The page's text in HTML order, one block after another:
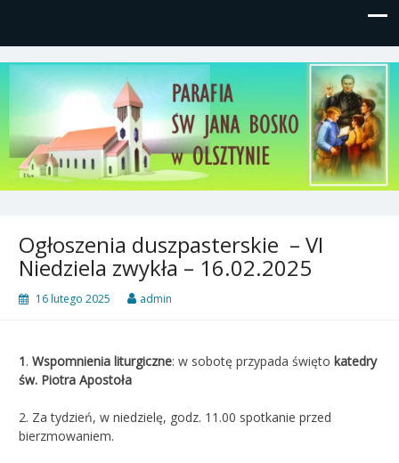
Parafia św, Jana Bosko w
Olsztynie
Gutkowo, ul. Żółkiewskiego 1
Ogłoszenia duszpasterskie – VI
Niedziela zwykła – 16.02.2025
16 lutego 2025 admin
1. Wspomnienia liturgiczne: w sobotę przypada święto katedry
św. Piotra Apostoła
2. Za tydzień, w niedzielę, godz. 11.00 spotkanie przed
bierzmowaniem.